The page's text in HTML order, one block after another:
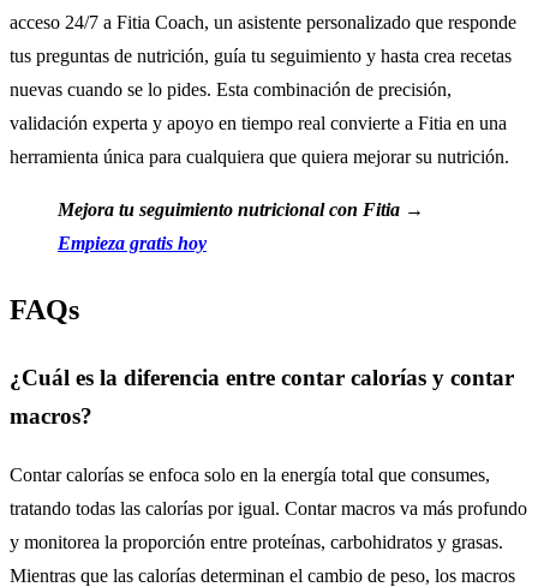
acceso 24/7 a Fitia Coach, un asistente personalizado que responde
tus preguntas de nutrición, guía tu seguimiento y hasta crea recetas
nuevas cuando se lo pides. Esta combinación de precisión,
validación experta y apoyo en tiempo real convierte a Fitia en una
herramienta única para cualquiera que quiera mejorar su nutrición.
Mejora tu seguimiento nutricional con Fitia →
Empieza gratis hoy
FAQs
¿Cuál es la diferencia entre contar calorías y contar
macros?
Contar calorías se enfoca solo en la energía total que consumes,
tratando todas las calorías por igual. Contar macros va más profundo
y monitorea la proporción entre proteínas, carbohidratos y grasas.
Mientras que las calorías determinan el cambio de peso, los macros